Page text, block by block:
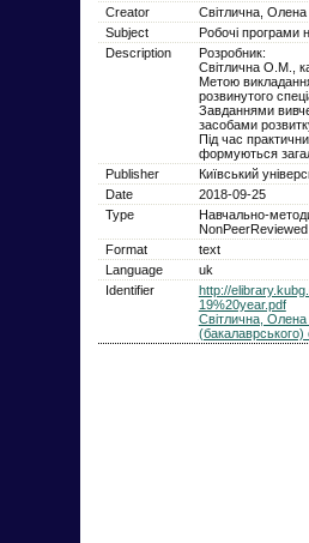
Creator
Світлична,
Subject
Робочі програми
Description
Розробник:
Світлична О.М.,
Метою
розвинутого
Завданнями
засобами
Під час
формуються
Publisher
Київський
Date
2018-09-25
Type
Навчально-
NonPeerReviewed
Format
text
Language
uk
Identifier
http://
19%20year.pdf
Світлична, Олена
(бакалаврського)